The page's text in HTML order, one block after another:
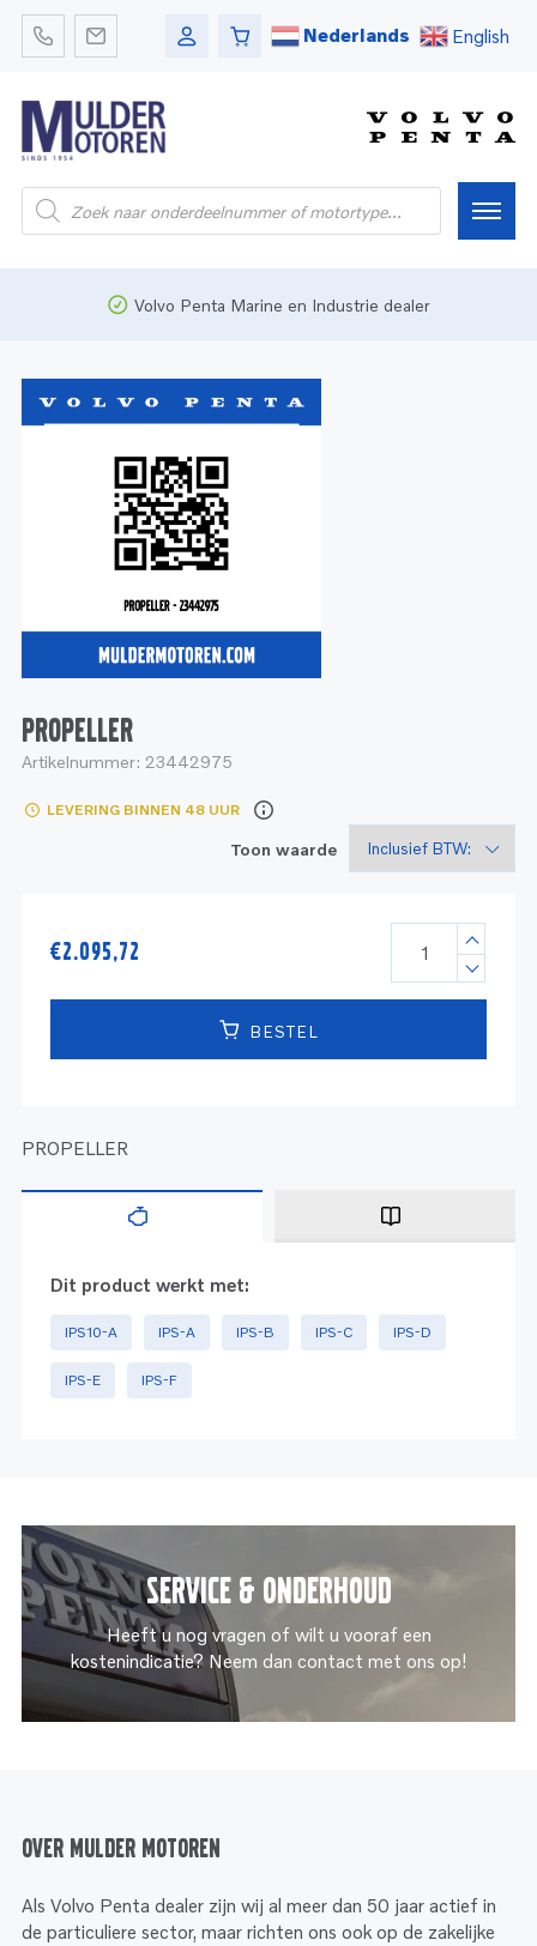
Nederlands English
Onderdelen
Bedrijfsvaart
Onderdelen
Motoren
Onderdelen
Service
Motoren
Service en onderhoud
Reman - Bedrijfsvaart
Volvo Penta Marine en Industrie dealer
PROPELLER
Artikelnummer: 23442975
LEVERING BINNEN 48 UUR
Toon waarde
€2.095,72
BESTEL
PROPELLER
Dit product werkt met:
IPS10-A IPS-A IPS-B IPS-C IPS-D
IPS-E IPS-F
Service & onderhoud
Heeft u nog vragen of wilt u vooraf een
kostenindicatie? Neem dan contact met ons op!
Over Mulder Motoren
Als Volvo Penta dealer zijn wij al meer dan 50 jaar actief in
de particuliere sector, maar richten ons ook op de zakelijke